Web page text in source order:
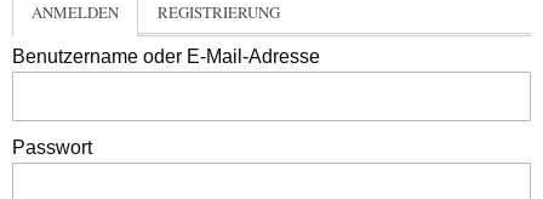
ANMELDEN REGISTRIERUNG
Benutzername oder E-Mail-Adresse
Passwort